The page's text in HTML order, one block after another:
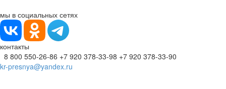
мы в социальных сетях
контакты
8 800 550-26-86 +7 920 378-33-98 +7 920 378-33-90
kr-presnya@yandex.ru